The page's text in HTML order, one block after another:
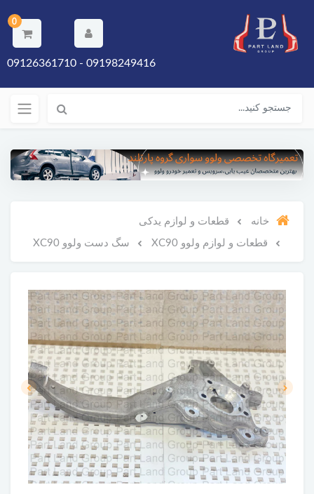
0
09198249416 - 09126361710
خانه قطعات و لوازم یدکی
قطعات و لوازم ولوو XC90 سگ دست ولوو XC90